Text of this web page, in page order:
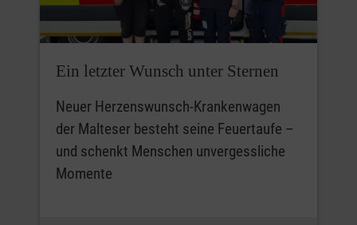
Ein letzter Wunsch unter Sternen
Neuer Herzenswunsch-Krankenwagen
der Malteser besteht seine Feuertaufe –
und schenkt Menschen unvergessliche
Momente